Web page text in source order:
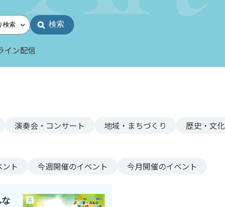
検索
イン配信
演奏会・コンサート 地域・まちづくり 歴史・文化
ト 今週開催のイベント 今月開催のイベント